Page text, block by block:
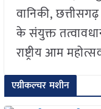
वानिकी,
के संयुक्त
राष्ट्रीय आम
एग्रीकल्चर मशीन